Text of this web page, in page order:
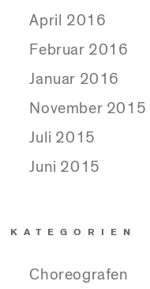
April 2016
Februar 2016
Januar 2016
November 2015
Juli 2015
Juni 2015
KATEGORIEN
Choreografen